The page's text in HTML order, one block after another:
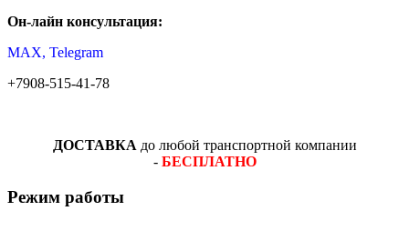
Он-лайн консультация:
MAX, Telegram
+7908-515-41-78
ДОСТАВКА до любой транспортной компании
- БЕСПЛАТНО
Режим работы